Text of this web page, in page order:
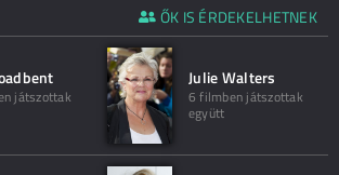
ŐK IS ÉRDEKELHETNEK
játszottak
Julie Walters
6 filmben játszottak
együtt